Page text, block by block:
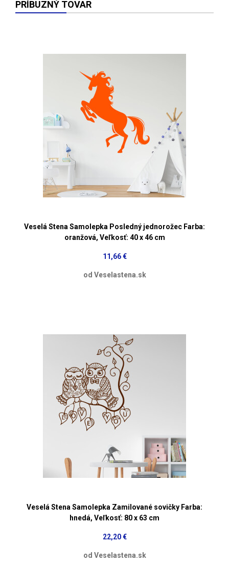
PRÍBUZNÝ TOVAR
Veselá Stena Samolepka Posledný jednorožec Farba:
oranžová, Veľkosť: 40 x 46 cm
11,66 €
od Veselastena.sk
Veselá Stena Samolepka Zamilované sovičky Farba:
hnedá, Veľkosť: 80 x 63 cm
22,20 €
od Veselastena.sk